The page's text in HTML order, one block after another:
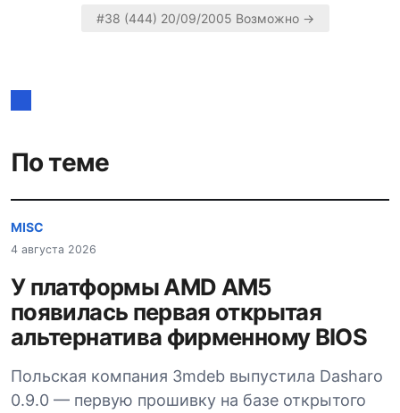
Навигация
#38 (444) 20/09/2005 Возможно →
По теме
MISC
4 августа 2026
У платформы AMD AM5
появилась первая открытая
альтернатива фирменному BIOS
Польская компания 3mdeb выпустила Dasharo
0.9.0 — первую прошивку на базе открытого